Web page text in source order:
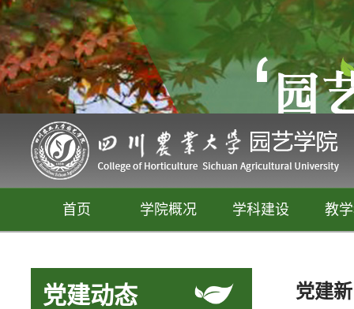
首页 学院概况 学科建设 教
党建动态 党建